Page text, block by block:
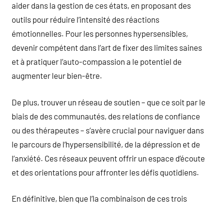
aider dans la gestion de ces états, en proposant des
outils pour réduire l’intensité des réactions
émotionnelles. Pour les personnes hypersensibles,
devenir compétent dans l’art de fixer des limites saines
et à pratiquer l’auto-compassion a le potentiel de
augmenter leur bien-être.
De plus, trouver un réseau de soutien – que ce soit par le
biais de des communautés, des relations de confiance
ou des thérapeutes – s’avère crucial pour naviguer dans
le parcours de l’hypersensibilité, de la dépression et de
l’anxiété. Ces réseaux peuvent offrir un espace d’écoute
et des orientations pour affronter les défis quotidiens.
En définitive, bien que l’la combinaison de ces trois